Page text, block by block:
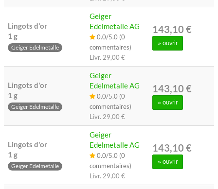
Lingots d'or
1 g
Geiger Edelmetalle
Geiger
Edelmetalle AG
0.0/5.0 (0
commentaires)
Livr. 29,00 €
143,10 €
» ouvrir
Lingots d'or
1 g
Geiger Edelmetalle
Geiger
Edelmetalle AG
0.0/5.0 (0
commentaires)
Livr. 29,00 €
143,10 €
» ouvrir
Lingots d'or
1 g
Geiger Edelmetalle
Geiger
Edelmetalle AG
0.0/5.0 (0
commentaires)
Livr. 29,00 €
143,10 €
» ouvrir